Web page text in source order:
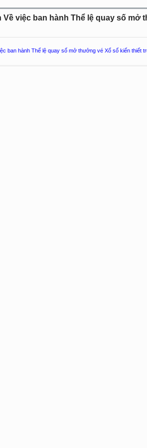
Về việc ban hành Thể lệ quay số mở
ban hành Thể lệ quay số mở thưởng vé Xổ số kiến thiết